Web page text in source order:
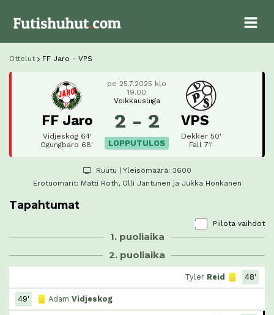
Ottelut FF Jaro - VPS
FF Jaro
Vidjeskog 64'
Ogungbaro 68'
pe 25.7.2025 klo
19.00
Veikkausliiga
2 - 2
LOPPUTULOS
VPS
Dekker 50'
Fall 71'
Ruutu | Yleisömäärä: 3600
Erotuomarit: Matti Roth, Olli Jantunen ja Jukka Honkanen
Tapahtumat
Piilota vaihdot
1. puoliaika
2. puoliaika
Tyler Reid 48'
49' Adam Vidjeskog